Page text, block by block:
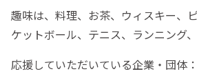
趣味は、料理、お茶、ウィスキー、
ケットボール、テニス、ランニング
応援していただいている企業・団体